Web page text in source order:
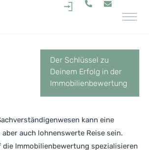
Der Schlüssel zu
Deinem Erfolg in der
Immobilienbewertung
kann eine
auch lohnenswerte Reise sein.
die Immobilienbewertung spezialisieren